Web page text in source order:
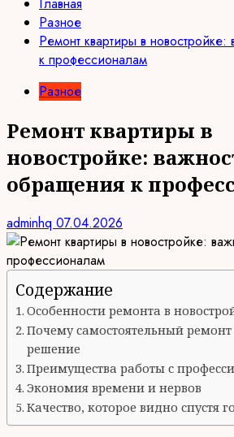
Разное
Ремонт квартиры в
к профессионалам
Разное
Ремонт квартиры в
новостройке:
обращения к
adminhq 07.04.2026
Содержание
Особенности ремонта в
Почему самостоятельный
решение
Преимущества работы с
Экономия времени и нервов
Качество, которое видно спустя